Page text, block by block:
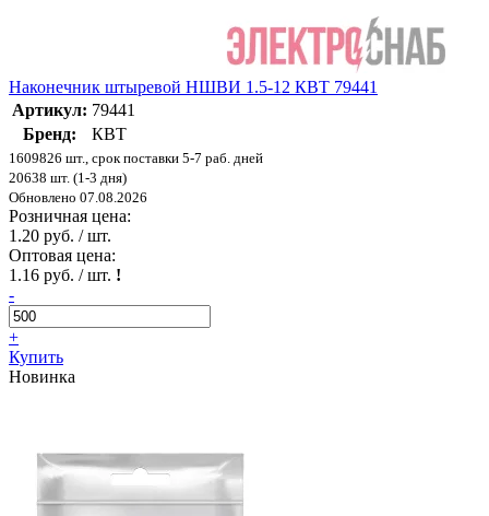
Наконечник штыревой НШВИ 1.5-12 КВТ 79441
Артикул: 79441
Бренд:
КВТ
1609826 шт., срок поставки 5-7 раб. дней
20638 шт. (1-3 дня)
Обновлено 07.08.2026
Розничная цена:
1.20 руб. / шт.
Оптовая цена:
1.16 руб. / шт. !
-
+
Купить
Новинка